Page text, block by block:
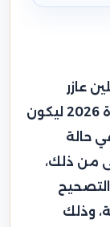
عازر
تنسيق الثانوية العامة للطلاب بالبحيرة 2026 ليكون
حالة
وما أعلى من ذلك،
التصحيح
وذلك